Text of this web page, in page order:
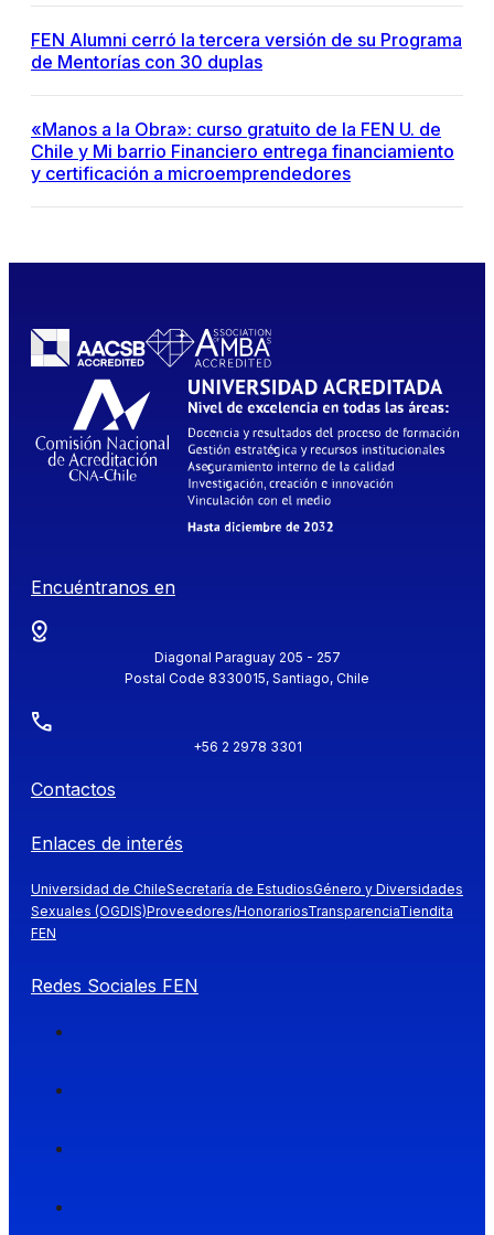
FEN Alumni cerró la tercera versión de su Programa
de Mentorías con 30 duplas
«Manos a la Obra»: curso gratuito de la FEN U. de
Chile y Mi barrio Financiero entrega financiamiento
y certificación a microemprendedores
Encuéntranos en
Diagonal Paraguay 205 - 257
Postal Code 8330015, Santiago, Chile
+56 2 2978 3301
Contactos
Enlaces de interés
Universidad de ChileSecretaría de EstudiosGénero y Diversidades
Sexuales (OGDIS)Proveedores/HonorariosTransparenciaTiendita
FEN
Redes Sociales FEN